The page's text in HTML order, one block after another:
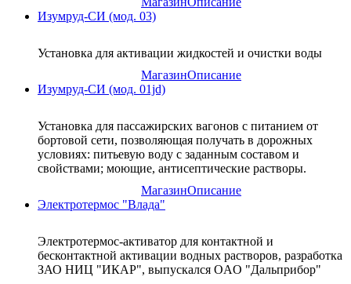
Изумруд-СИ (мод. 03)
Установка для активации жидкостей и очистки воды
МагазинОписание
Изумруд-СИ (мод. 01jd)
Установка для пассажирских вагонов с питанием от
бортовой сети, позволяющая получать в дорожных
условиях: питьевую воду с заданным составом и
свойствами; моющие, антисептические растворы.
МагазинОписание
Электротермос "Влада"
Электротермос-активатор для контактной и
бесконтактной активации водных растворов, разработка
ЗАО НИЦ "ИКАР", выпускался OAO "Дальприбор"